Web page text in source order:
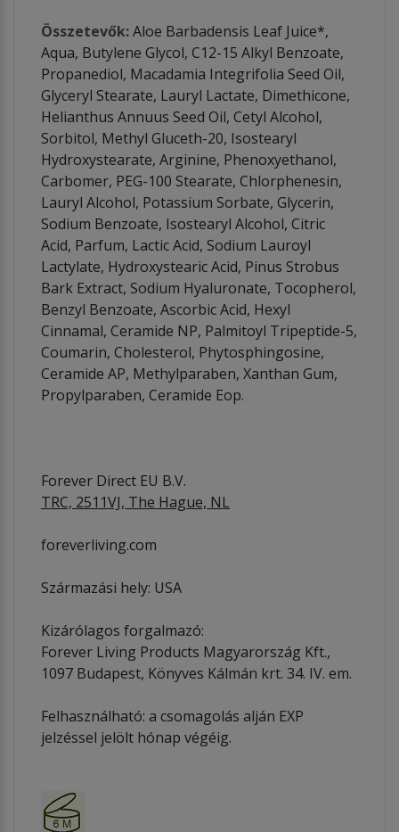
Összetevők:Aloe Barbadensis Leaf Juice*,
Aqua, Butylene Glycol, C12-15 Alkyl Benzoate,
Propanediol, Macadamia Integrifolia Seed Oil,
Glyceryl Stearate, Lauryl Lactate, Dimethicone,
Helianthus Annuus Seed Oil, Cetyl Alcohol,
Sorbitol, Methyl Gluceth-20, Isostearyl
Hydroxystearate, Arginine, Phenoxyethanol,
Carbomer, PEG-100 Stearate, Chlorphenesin,
Lauryl Alcohol, Potassium Sorbate, Glycerin,
Sodium Benzoate, Isostearyl Alcohol, Citric
Acid, Parfum, Lactic Acid, Sodium Lauroyl
Lactylate, Hydroxystearic Acid, Pinus Strobus
Bark Extract, Sodium Hyaluronate, Tocopherol,
Benzyl Benzoate, Ascorbic Acid, Hexyl
Cinnamal, Ceramide NP, Palmitoyl Tripeptide-5,
Coumarin, Cholesterol, Phytosphingosine,
Ceramide AP, Methylparaben, Xanthan Gum,
Propylparaben, Ceramide Eop.
Forever Direct EU B.V.
TRC, 2511VJ, The Hague, NL
foreverliving.com
Származási hely: USA
Kizárólagos forgalmazó:
Forever Living Products Magyarország Kft.,
1097 Budapest, Könyves Kálmán krt. 34. IV. em.
Felhasználható: a csomagolás alján EXP
jelzéssel jelölt hónap végéig.